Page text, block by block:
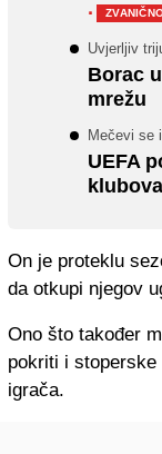
·
Uvjerljiv
Borac
mrežu
Mečevi se
UEFA
On je proteklu
da otkupi njegov
Ono što također
pokriti i stoperske
igrača.